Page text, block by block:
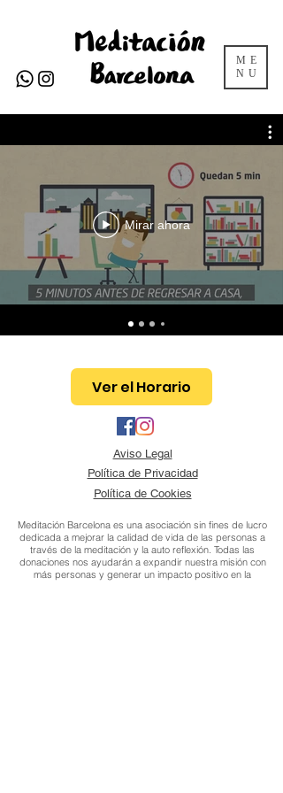
ME
NU
Mirar ahora
Ver el Horario
Aviso Legal
Política de Privacidad
Política de Cookies
Meditación Barcelona es una asociación sin fines de lucro
dedicada a mejorar la calidad de vida de las personas a
través de la meditación y la auto reflexión. Todas las
donaciones nos ayudarán a expandir nuestra misión con
más personas y generar un impacto positivo en la